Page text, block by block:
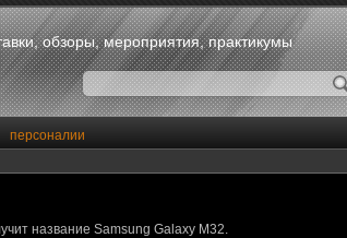
обзоры, мероприятия, практикумы
персоналии
название Samsung Galaxy M32.